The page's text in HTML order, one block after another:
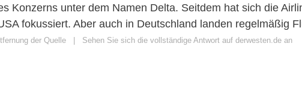
Konzerns unter dem Namen Delta. Seitdem hat sich die
fokussiert. Aber auch in Deutschland landen regelmäßig
der Quelle Sehen Sie sich die vollständige Antwort auf derwesten.de an